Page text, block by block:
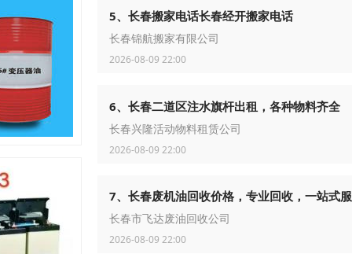
5、长春搬家电话长春经开搬家电话
长春锦航搬家有限公司
2026-08-09 22:00
6、长春二道区注水旗杆出租，各种物料齐全
长春兴隆活动物料租赁公司
2026-08-09 22:00
7、长春废机油回收价格，专业回收，一站式
长春市飞达废油回收公司
2026-08-09 22:00